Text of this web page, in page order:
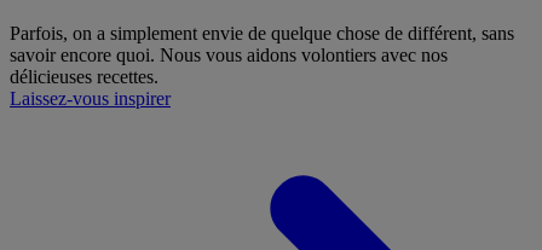
Parfois, on a simplement envie de quelque chose de différent, sans
savoir encore quoi. Nous vous aidons volontiers avec nos
délicieuses recettes.
Laissez-vous inspirer